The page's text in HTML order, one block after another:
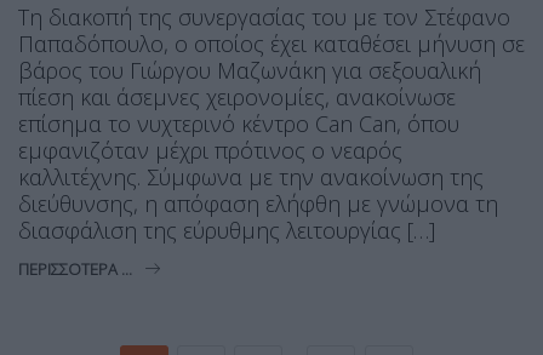
Τη διακοπή της συνεργασίας του με τον Στέφανο
Παπαδόπουλο, ο οποίος έχει καταθέσει μήνυση σε
βάρος του Γιώργου Μαζωνάκη για σεξουαλική
πίεση και άσεμνες χειρονομίες, ανακοίνωσε
επίσημα το νυχτερινό κέντρο Can Can, όπου
εμφανιζόταν μέχρι πρότινος ο νεαρός
καλλιτέχνης. Σύμφωνα με την ανακοίνωση της
διεύθυνσης, η απόφαση ελήφθη με γνώμονα τη
διασφάλιση της εύρυθμης λειτουργίας […]
ΠΕΡΙΣΣΌΤΕΡΑ ...